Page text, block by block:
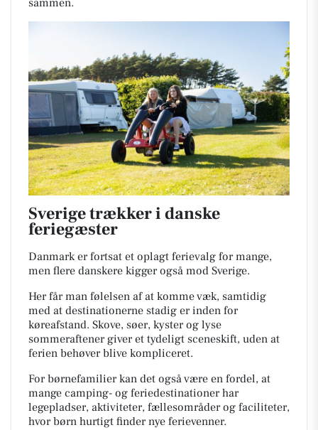
Sverige trækker i danske
feriegæster
Danmark er fortsat et oplagt ferievalg for mange,
men flere danskere kigger også mod Sverige.
Her får man følelsen af at komme væk, samtidig
med at destinationerne stadig er inden for
køreafstand. Skove, søer, kyster og lyse
sommeraftener giver et tydeligt sceneskift, uden at
ferien behøver blive kompliceret.
For børnefamilier kan det også være en fordel, at
mange camping- og feriedestinationer har
legepladser, aktiviteter, fællesområder og faciliteter,
hvor børn hurtigt finder nye ferievenner.